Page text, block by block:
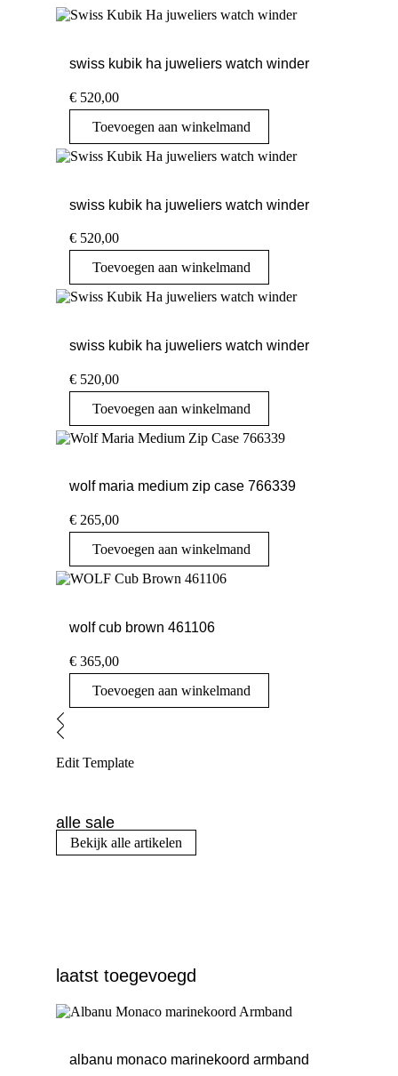
swiss kubik ha juweliers watch winder
€ 520,00
Toevoegen aan winkelmand
swiss kubik ha juweliers watch winder
€ 520,00
Toevoegen aan winkelmand
swiss kubik ha juweliers watch winder
€ 520,00
Toevoegen aan winkelmand
wolf maria medium zip case 766339
€ 265,00
Toevoegen aan winkelmand
wolf cub brown 461106
€ 365,00
Toevoegen aan winkelmand
Edit Template
alle sale
Bekijk alle artikelen
laatst toegevoegd
albanu monaco marinekoord armband